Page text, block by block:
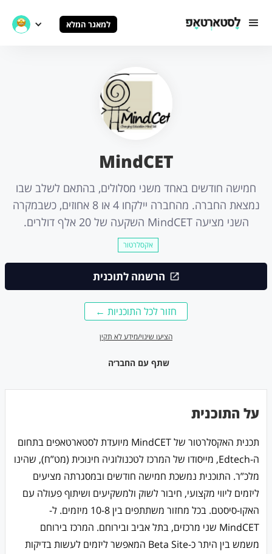
למאגר המלא
MindCET
חמישה חודשים באחד משני מסלולים, בהתאם לשלב שבו
נמצאת החברה. מהחברה יילקחו 4 או 8 אחוזים, כשבמקרה
השני מציעה MindCET השקעה של 20 אלף דולרים.
אקסלרטור
הרשמה לתוכנית
הציעו שינוי/מידע לא תקין
חזור לכל התוכניות ←
שתף עם החבר׳ה
על התוכנית
תכנית האקסלרטור של MindCET מיועדת לסטארטאפים בתחום
ה-Edtech, מייסודו של המרכז לטכנולוגיה חינוכית (מט”ח), שהינו
מלכ”ר. התוכנית נמשכת חמישה חודשים ובמסגרתה מציעים
ליזמים ליווי מקצועי, חיבור לשוק ולמשקיעים ושיתוף פעולה עם
האקו-סיסטם. בכל מחזור משתתפים בין 10-8 מיזמים. ל-
MindCET שני מרכזים, בתל אביב ובירוחם. המרכז בירוחם
משמש בין היתר כ-Beta Site המאפשר ליזמים לעשות בדיקות